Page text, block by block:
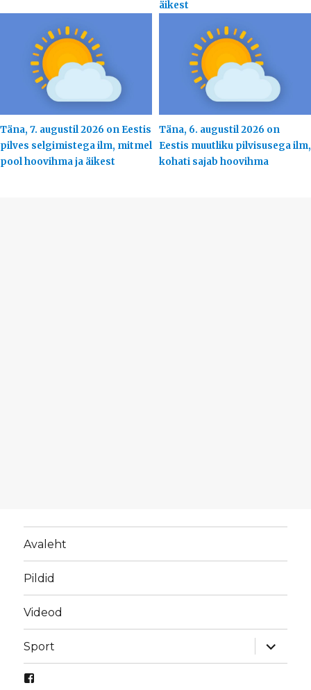
äikest
Täna, 7. augustil 2026 on Eestis
pilves selgimistega ilm, mitmel
pool hoovihma ja äikest
Täna, 6. augustil 2026 on
Eestis muutliku pilvisusega ilm,
kohati sajab hoovihma
Avaleht
Pildid
Videod
Sport
laienda